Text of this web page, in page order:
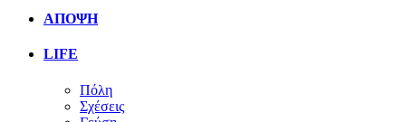
ΑΠΟΨΗ
LIFE
Πόλη
Σχέσεις